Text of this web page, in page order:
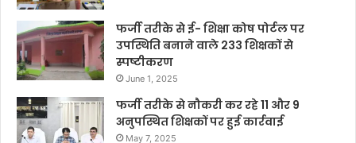
फर्जी तरीके से ई- शिक्षा कोष पोर्टल पर
उपस्थिति बनाने वाले 233 शिक्षकों से
स्पष्टीकरण
June 1, 2025
फर्जी तरीके से नौकरी कर रहे 11 और 9
अनुपस्थित शिक्षकों पर हुई कार्रवाई
May 7, 2025